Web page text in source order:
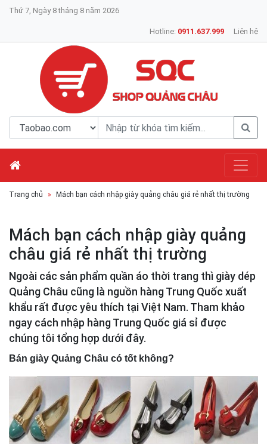
Thứ 7, Ngày 8 tháng 8 năm 2026
Hotline: 0911.637.999 Liên hệ
Trang chủ Mách bạn cách nhập giày quảng châu giá rẻ nhất thị trường
Mách bạn cách nhập giày quảng
châu giá rẻ nhất thị trường
Ngoài các sản phẩm quần áo thời trang thì giày dép
Quảng Châu cũng là nguồn hàng Trung Quốc xuất
khẩu rất được yêu thích tại Việt Nam. Tham khảo
ngay cách nhập hàng Trung Quốc giá sỉ được
chúng tôi tổng hợp dưới đây.
Bán giày Quảng Châu có tốt không?